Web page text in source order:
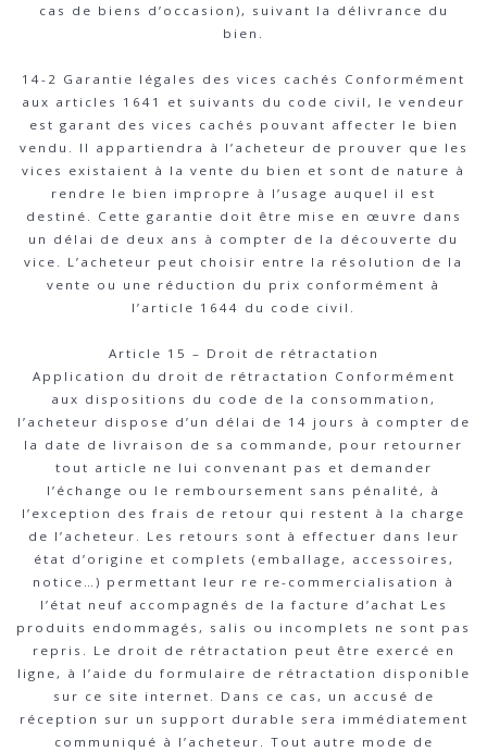
cas de biens d’occasion), suivant la délivrance du
bien.
14-2 Garantie légales des vices cachés Conformément
aux articles 1641 et suivants du code civil, le vendeur
est garant des vices cachés pouvant affecter le bien
vendu. Il appartiendra à l’acheteur de prouver que les
vices existaient à la vente du bien et sont de nature à
rendre le bien impropre à l’usage auquel il est
destiné. Cette garantie doit être mise en œuvre dans
un délai de deux ans à compter de la découverte du
vice. L’acheteur peut choisir entre la résolution de la
vente ou une réduction du prix conformément à
l’article 1644 du code civil.
Article 15 – Droit de rétractation
Application du droit de rétractation Conformément
aux dispositions du code de la consommation,
l’acheteur dispose d’un délai de 14 jours à compter de
la date de livraison de sa commande, pour retourner
tout article ne lui convenant pas et demander
l’échange ou le remboursement sans pénalité, à
l’exception des frais de retour qui restent à la charge
de l’acheteur. Les retours sont à effectuer dans leur
état d’origine et complets (emballage, accessoires,
notice…) permettant leur re re-commercialisation à
l’état neuf accompagnés de la facture d’achat Les
produits endommagés, salis ou incomplets ne sont pas
repris. Le droit de rétractation peut être exercé en
ligne, à l’aide du formulaire de rétractation disponible
sur ce site internet. Dans ce cas, un accusé de
réception sur un support durable sera immédiatement
communiqué à l’acheteur. Tout autre mode de